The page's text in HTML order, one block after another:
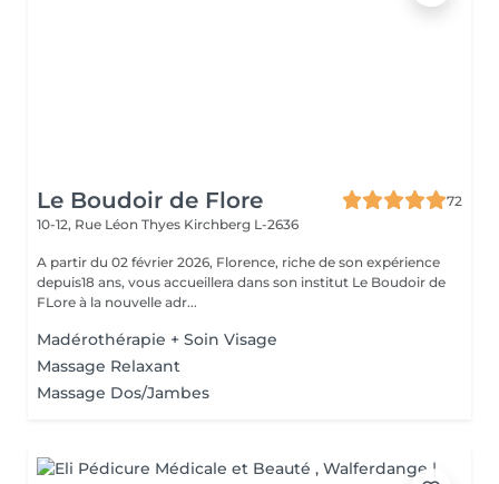
Le Boudoir de Flore
72
10-12, Rue Léon Thyes Kirchberg L-2636
A partir du 02 février 2026, Florence, riche de son expérience
depuis18 ans, vous accueillera dans son institut Le Boudoir de
FLore à la nouvelle adr...
Madérothérapie + Soin Visage
Massage Relaxant
Massage Dos/Jambes